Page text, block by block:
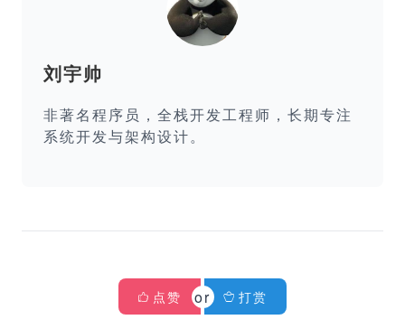
刘宇帅
非著名程序员，全栈开发工程师，长期专注
系统开发与架构设计。
点赞 打赏